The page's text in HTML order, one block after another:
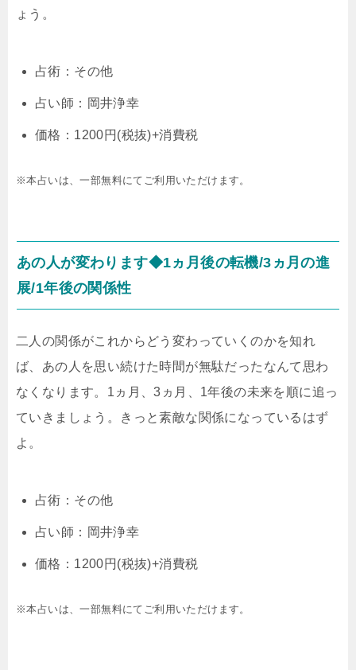
ょう。
占術：その他
占い師：岡井浄幸
価格：1200円(税抜)+消費税
※本占いは、一部無料にてご利用いただけます。
あの人が変わります◆1ヵ月後の転機/3ヵ月の進
展/1年後の関係性
二人の関係がこれからどう変わっていくのかを知れ
ば、あの人を思い続けた時間が無駄だったなんて思わ
なくなります。1ヵ月、3ヵ月、1年後の未来を順に追っ
ていきましょう。きっと素敵な関係になっているはず
よ。
占術：その他
占い師：岡井浄幸
価格：1200円(税抜)+消費税
※本占いは、一部無料にてご利用いただけます。